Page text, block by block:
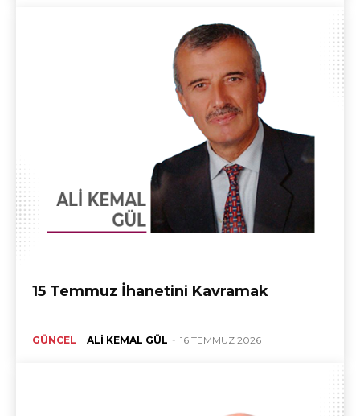
15 Temmuz İhanetini Kavramak
GÜNCEL ALI KEMAL GÜL - 16 TEMMUZ 2026